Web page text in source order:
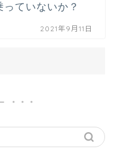
ていないか？
2021年9月11日